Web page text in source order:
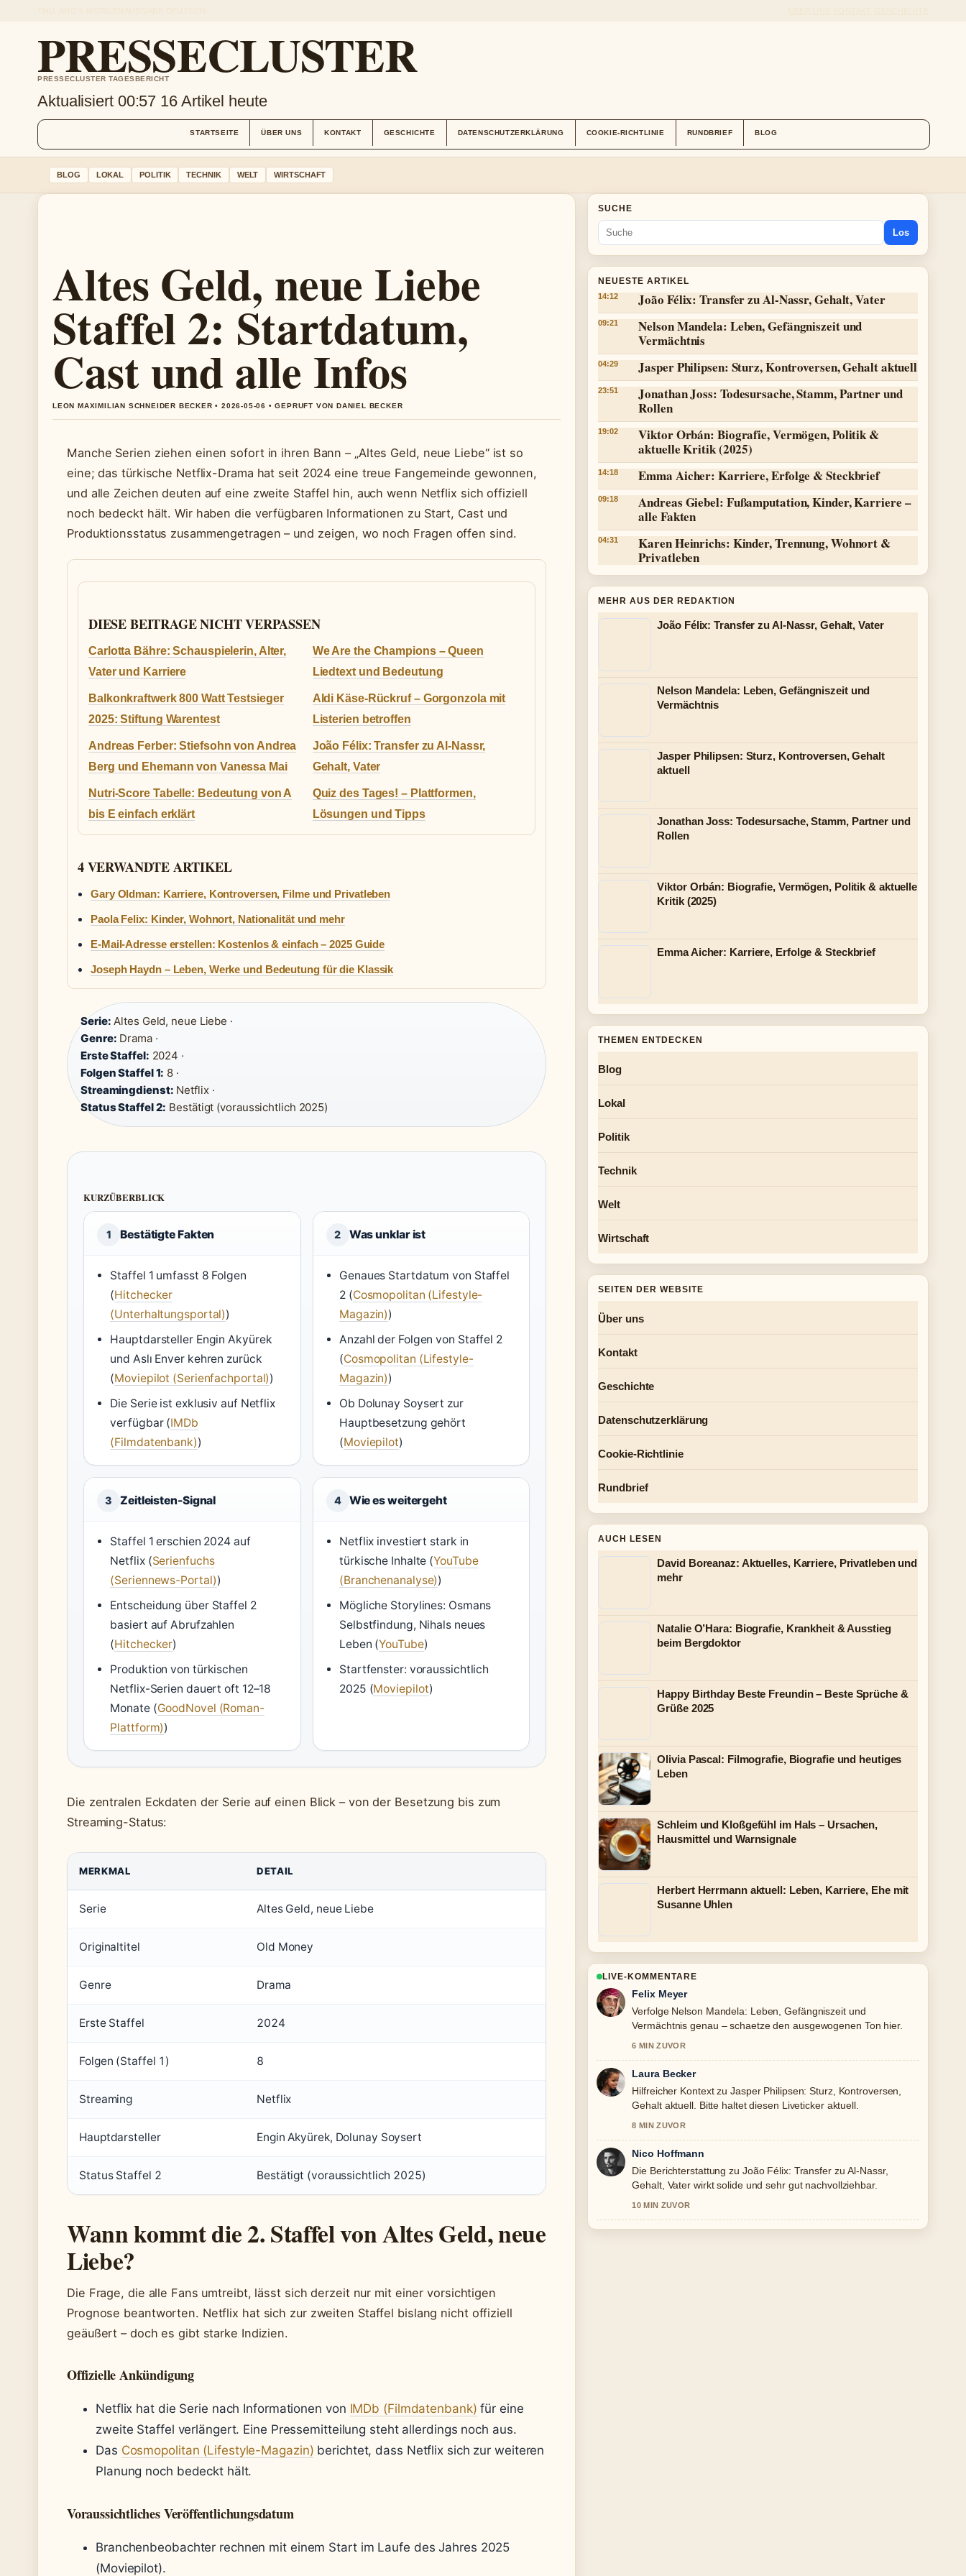
PRESSECLUSTER
PRESSECLUSTER TAGESBERICHT
Aktualisiert 00:57 16 Artikel heute
STARTSEITE ÜBER UNS KONTAKT GESCHICHTE DATENSCHUTZERKLÄRUNG COOKIE-RICHTLINIE RUNDBRIEF BLOG
BLOG LOKAL POLITIK TECHNIK WELT WIRTSCHAFT
Altes Geld, neue Liebe
Staffel 2: Startdatum,
Cast und alle Infos
LEON MAXIMILIAN SCHNEIDER BECKER • 2026-05-06 • GEPRUFT VON DANIEL BECKER
Manche Serien ziehen einen sofort in ihren Bann – „Altes Geld, neue Liebe“ ist so
eine; das türkische Netflix-Drama hat seit 2024 eine treue Fangemeinde gewonnen,
und alle Zeichen deuten auf eine zweite Staffel hin, auch wenn Netflix sich offiziell
noch bedeckt hält. Wir haben die verfügbaren Informationen zu Start, Cast und
Produktionsstatus zusammengetragen – und zeigen, wo noch Fragen offen sind.
DIESE BEITRAGE NICHT VERPASSEN
Carlotta Bähre: Schauspielerin, Alter,
Vater und Karriere
We Are the Champions – Queen
Liedtext und Bedeutung
Balkonkraftwerk 800 Watt Testsieger
2025: Stiftung Warentest
Aldi Käse-Rückruf – Gorgonzola mit
Listerien betroffen
Andreas Ferber: Stiefsohn von Andrea
Berg und Ehemann von Vanessa Mai
João Félix: Transfer zu Al-Nassr,
Gehalt, Vater
Nutri-Score Tabelle: Bedeutung von A
bis E einfach erklärt
Quiz des Tages! – Plattformen,
Lösungen und Tipps
4 VERWANDTE ARTIKEL
Gary Oldman: Karriere, Kontroversen, Filme und Privatleben
Paola Felix: Kinder, Wohnort, Nationalität und mehr
E-Mail-Adresse erstellen: Kostenlos & einfach – 2025 Guide
Joseph Haydn – Leben, Werke und Bedeutung für die Klassik
Serie: Altes Geld, neue Liebe ·
Genre: Drama ·
Erste Staffel: 2024 ·
Folgen Staffel 1: 8 ·
Streamingdienst: Netflix ·
Status Staffel 2: Bestätigt (voraussichtlich 2025)
KURZÜBERBLICK
1 Bestätigte Fakten
Staffel 1 umfasst 8 Folgen
(Hitchecker
(Unterhaltungsportal))
Hauptdarsteller Engin Akyürek
und Aslı Enver kehren zurück
(Moviepilot (Serienfachportal))
Die Serie ist exklusiv auf Netflix
verfügbar (IMDb
(Filmdatenbank))
2 Was unklar ist
Genaues Startdatum von Staffel
2 (Cosmopolitan (Lifestyle-
Magazin))
Anzahl der Folgen von Staffel 2
(Cosmopolitan (Lifestyle-
Magazin))
Ob Dolunay Soysert zur
Hauptbesetzung gehört
(Moviepilot)
3 Zeitleisten-Signal
Staffel 1 erschien 2024 auf
Netflix (Serienfuchs
(Seriennews-Portal))
Entscheidung über Staffel 2
basiert auf Abrufzahlen
(Hitchecker)
Produktion von türkischen
Netflix-Serien dauert oft 12–18
Monate (GoodNovel (Roman-
Plattform))
4 Wie es weitergeht
Netflix investiert stark in
türkische Inhalte (YouTube
(Branchenanalyse))
Mögliche Storylines: Osmans
Selbstfindung, Nihals neues
Leben (YouTube)
Startfenster: voraussichtlich
2025 (Moviepilot)
Die zentralen Eckdaten der Serie auf einen Blick – von der Besetzung bis zum
Streaming-Status:
MERKMAL DETAIL
Serie Altes Geld, neue Liebe
Originaltitel Old Money
Genre Drama
Erste Staffel 2024
Folgen (Staffel 1) 8
Streaming Netflix
Hauptdarsteller Engin Akyürek, Dolunay Soysert
Status Staffel 2 Bestätigt (voraussichtlich 2025)
Wann kommt die 2. Staffel von Altes Geld, neue
Liebe?
Die Frage, die alle Fans umtreibt, lässt sich derzeit nur mit einer vorsichtigen
Prognose beantworten. Netflix hat sich zur zweiten Staffel bislang nicht offiziell
geäußert – doch es gibt starke Indizien.
Offizielle Ankündigung
Netflix hat die Serie nach Informationen von IMDb (Filmdatenbank) für eine
zweite Staffel verlängert. Eine Pressemitteilung steht allerdings noch aus.
Das Cosmopolitan (Lifestyle-Magazin) berichtet, dass Netflix sich zur weiteren
Planung noch bedeckt hält.
Voraussichtliches Veröffentlichungsdatum
Branchenbeobachter rechnen mit einem Start im Laufe des Jahres 2025
(Moviepilot).
SUCHE
Los
NEUESTE ARTIKEL
14:12 João Félix: Transfer zu Al-Nassr, Gehalt, Vater
09:21
Nelson Mandela: Leben, Gefängniszeit und
Vermächtnis
04:29 Jasper Philipsen: Sturz, Kontroversen, Gehalt aktuell
23:51
Jonathan Joss: Todesursache, Stamm, Partner und
Rollen
19:02
Viktor Orbán: Biografie, Vermögen, Politik &
aktuelle Kritik (2025)
14:18 Emma Aicher: Karriere, Erfolge & Steckbrief
09:18
Andreas Giebel: Fußamputation, Kinder, Karriere –
alle Fakten
04:31
Karen Heinrichs: Kinder, Trennung, Wohnort &
Privatleben
MEHR AUS DER REDAKTION
João Félix: Transfer zu Al-Nassr, Gehalt, Vater
Nelson Mandela: Leben, Gefängniszeit und
Vermächtnis
Jasper Philipsen: Sturz, Kontroversen, Gehalt
aktuell
Jonathan Joss: Todesursache, Stamm, Partner und
Rollen
Viktor Orbán: Biografie, Vermögen, Politik & aktuelle
Kritik (2025)
Emma Aicher: Karriere, Erfolge & Steckbrief
THEMEN ENTDECKEN
Blog
Lokal
Politik
Technik
Welt
Wirtschaft
SEITEN DER WEBSITE
Über uns
Kontakt
Geschichte
Datenschutzerklärung
Cookie-Richtlinie
Rundbrief
AUCH LESEN
David Boreanaz: Aktuelles, Karriere, Privatleben und
mehr
Natalie O’Hara: Biografie, Krankheit & Ausstieg
beim Bergdoktor
Happy Birthday Beste Freundin – Beste Sprüche &
Grüße 2025
Olivia Pascal: Filmografie, Biografie und heutiges
Leben
Schleim und Kloßgefühl im Hals – Ursachen,
Hausmittel und Warnsignale
Herbert Herrmann aktuell: Leben, Karriere, Ehe mit
Susanne Uhlen
LIVE-KOMMENTARE
Felix Meyer
Verfolge Nelson Mandela: Leben, Gefängniszeit und
Vermächtnis genau – schaetze den ausgewogenen Ton hier.
6 MIN ZUVOR
Laura Becker
Hilfreicher Kontext zu Jasper Philipsen: Sturz, Kontroversen,
Gehalt aktuell. Bitte haltet diesen Liveticker aktuell.
8 MIN ZUVOR
Nico Hoffmann
Die Berichterstattung zu João Félix: Transfer zu Al-Nassr,
Gehalt, Vater wirkt solide und sehr gut nachvollziehbar.
10 MIN ZUVOR